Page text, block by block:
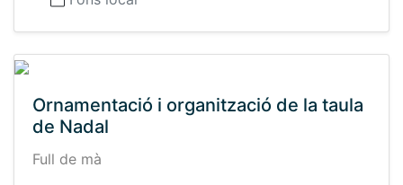
Ornamentació i organització de la taula
de Nadal
Full de mà